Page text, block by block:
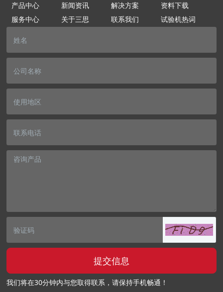
产品中心 新闻资讯 解决方案
资料下载
服务中心
关于三思 联系我们 试验机热词
提交信息
我们将在30分钟内与您取得联系，请保持手机畅通！